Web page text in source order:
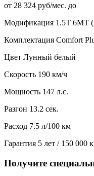
от 28 324 руб/мес. до
Модификация 1.5T 6МТ
Комплектация Comfort
Цвет Лунный белый
Скорость 190 км/ч
Мощность 147 л.с.
Разгон 13.2 сек.
Расход 7.5 л/100 км
Гарантия 5 лет / 150 000
Получите